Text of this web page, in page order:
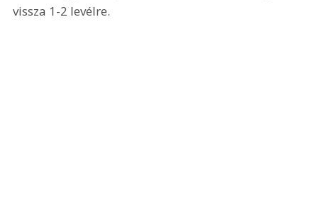
vissza 1-2 levélre.